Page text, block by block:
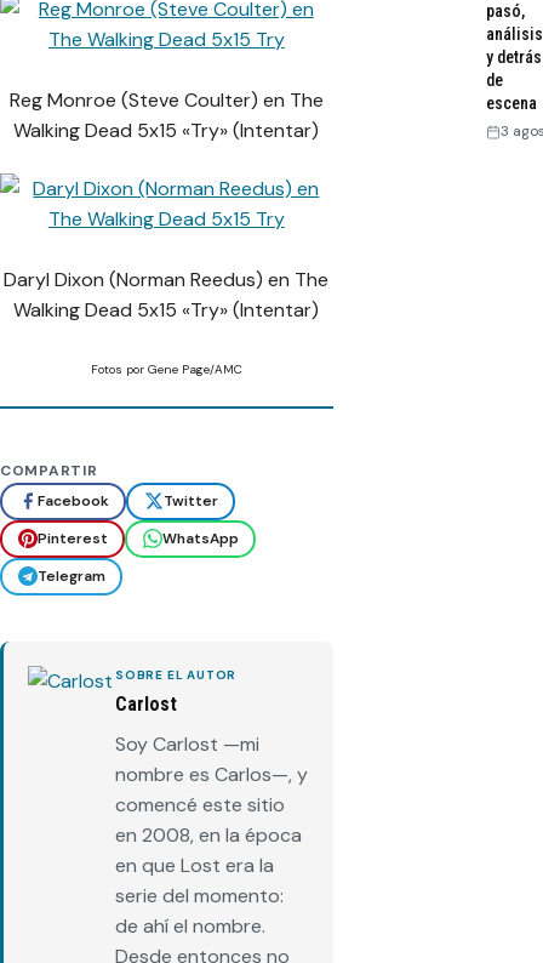
Reg Monroe (Steve Coulter) en The
Walking Dead 5x15 «Try» (Intentar)
Daryl Dixon (Norman Reedus) en The
Walking Dead 5x15 «Try» (Intentar)
Fotos por Gene Page/AMC
COMPARTIR
Facebook
Twitter
Pinterest
WhatsApp
Telegram
SOBRE EL AUTOR
Carlost
Soy Carlost —mi
nombre es Carlos—, y
comencé este sitio
en 2008, en la época
en que Lost era la
serie del momento:
de ahí el nombre.
Desde entonces no
pasó,
análisis
y detrás
de
escena
3